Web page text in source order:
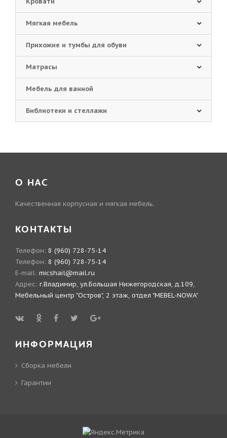
Мягкая мебель
Прихожие и тумбы для обуви
Матрасы
Мебель для ванной
Библиотеки и стеллажи
О НАС
Качественная корпусная и мягкая мебель.
КОНТАКТЫ
Телефон: 8 (960) 728-75-14
Телефон: 8 (960) 728-75-14
E-mail: micshail@mail.ru
Адрес: г.Владимир, ул.Большая Нижегородская, д.109,
Мебельный центр "Остров", 2 этаж, отдел "MEBEL-NOWA"
ИНФОРМАЦИЯ
Сборка мебели
Гарантии